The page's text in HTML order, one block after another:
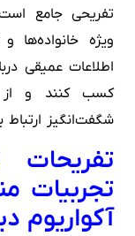
تفریحی جامع است
ویژه خانواده‌ها
اطلاعات عمیقی
کسب کنند و از
شگفت‌انگیز ارتباط
تفریحات
تجربیات
آکواریوم